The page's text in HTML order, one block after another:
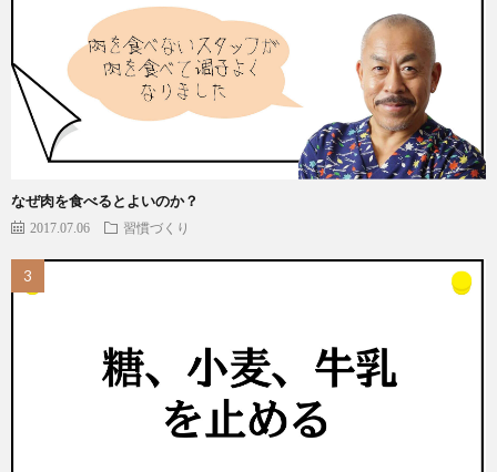
なぜ肉を食べるとよいのか？
2017.07.06 習慣づくり